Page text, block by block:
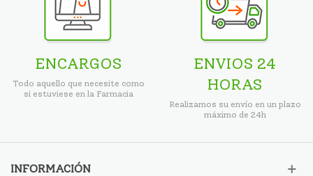
ENCARGOS
Todo aquello que necesite como
si estuviese en la Farmacia
ENVIOS 24
HORAS
Realizamos su envío en un plazo
máximo de 24h
INFORMACIÓN